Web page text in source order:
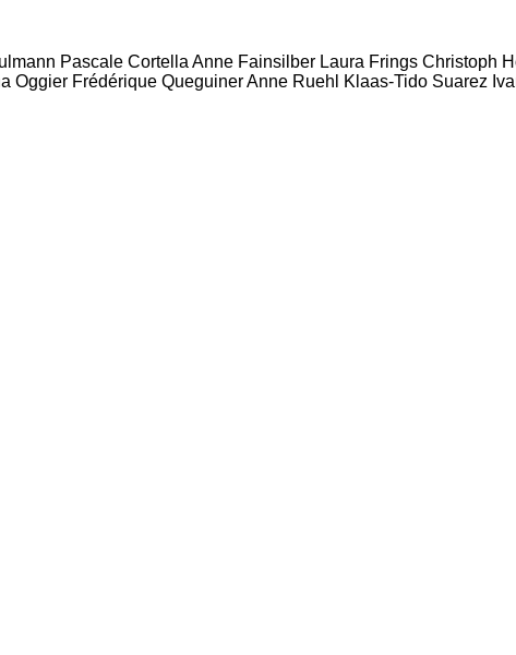
Pascale Cortella Anne Fainsilber Laura Frings Christoph
Oggier Frédérique Queguiner Anne Ruehl Klaas-Tido Suarez